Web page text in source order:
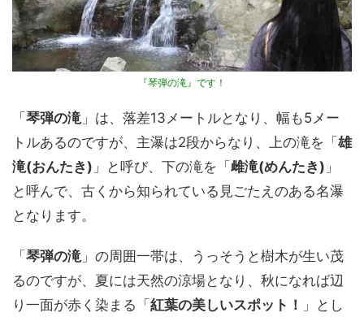
『琴弾の滝』です！
「琴弾の滝 」は、落差13メートルとなり、幅も5メー
トルあるのですが、主瀑は2段からなり、上の滝を「雄
滝(おんたき) 」と呼び、下の滝を「雌滝(めんたき) 」
と呼んで、古くから知られている見ごたえのある名瀑
となります。
「琴弾の滝 」の周囲一帯は、うっそうと樹木が生い茂
るのですが、夏には天然の涼場となり、秋になれば辺
り一面が赤く染まる「紅葉の美しいスポット！ 」とし